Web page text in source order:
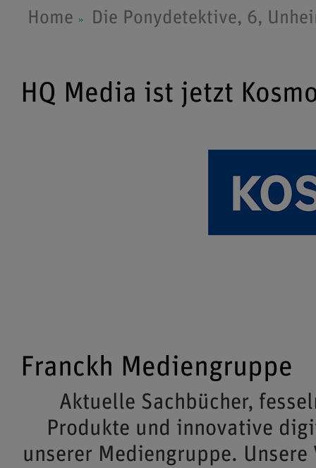
Home Die Ponydetektive, 6,
HQ Media ist jetzt
Franckh Mediengruppe
Aktuelle Sachbücher,
Produkte und innovative
unserer Mediengruppe.